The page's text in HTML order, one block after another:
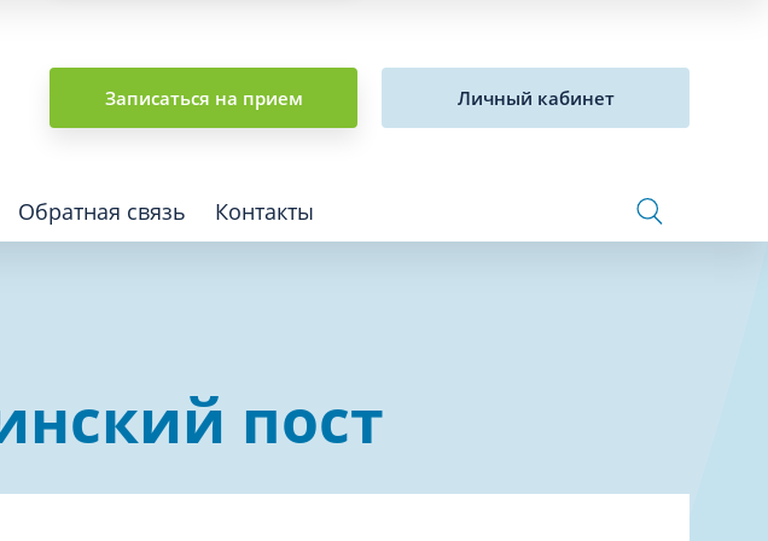
Записаться на прием Личный кабинет
Стоматология
Обратная связь Контакты
пост